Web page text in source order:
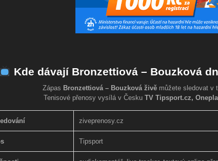
Kde dávají Bronzettiová – Bouzková
Zápas Bronzettiová – Bouzková živě můžete sledovat v
Tenisové přenosy vysílá v Česku TV Tipsport.cz,
ziveprenosy.cz
Tipsport